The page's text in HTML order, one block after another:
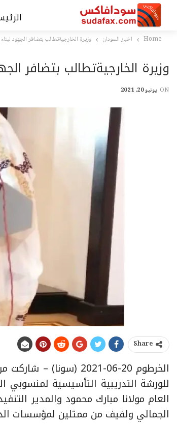
Home اخبار السودان وزيرة الخارجيةتطالب بتضافر الجهود
وزيرة الخارجيةتطالب بتضافر
ON يونيو 20, 2021
Share
الخرطوم 20-06-2021
للورشة التدريبية التأسيسية
العام مولانا مبارك محمود والمدير
الجمالي ولفيف من ممثلين لمؤسسات